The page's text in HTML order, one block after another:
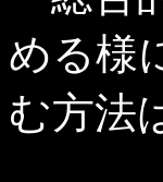
める様
む方法